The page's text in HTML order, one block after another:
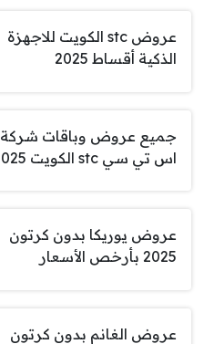
عروض stc الكويت للاجهزة
الذكية أقساط 2025
جميع عروض وباقات شركة
اس تي سي stc الكويت 2025
عروض يوريكا بدون كرتون
2025 بأرخص الأسعار
عروض الغانم بدون كرتون